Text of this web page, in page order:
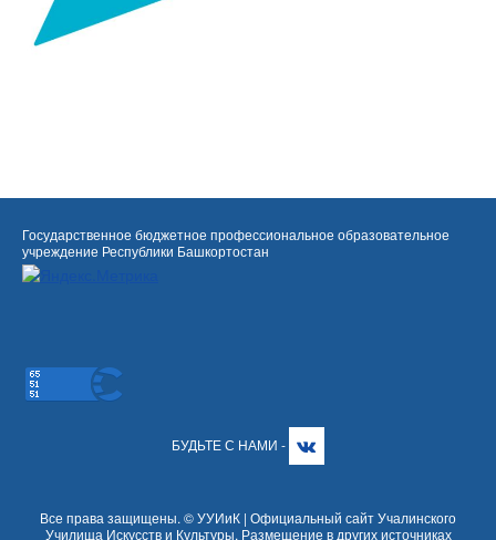
Государственное бюджетное профессиональное образовательное
учреждение Республики Башкортостан
БУДЬТЕ С НАМИ -
Все права защищены. © УУИиК | Официальный сайт Учалинского
Училища Искусств и Культуры. Размещение в других источниках